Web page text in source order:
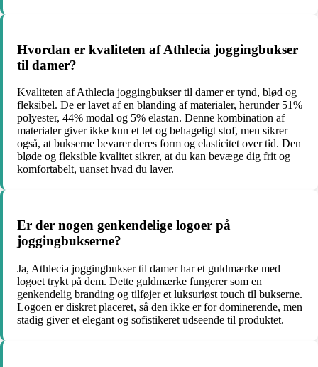
Hvordan er kvaliteten af Athlecia joggingbukser
til damer?
Kvaliteten af ​​Athlecia joggingbukser til damer er tynd, blød og
fleksibel. De er lavet af en blanding af materialer, herunder 51%
polyester, 44% modal og 5% elastan. Denne kombination af
materialer giver ikke kun et let og behageligt stof, men sikrer
også, at bukserne bevarer deres form og elasticitet over tid. Den
bløde og fleksible kvalitet sikrer, at du kan bevæge dig frit og
komfortabelt, uanset hvad du laver.
Er der nogen genkendelige logoer på
joggingbukserne?
Ja, Athlecia joggingbukser til damer har et guldmærke med
logoet trykt på dem. Dette guldmærke fungerer som en
genkendelig branding og tilføjer et luksuriøst touch til bukserne.
Logoen er diskret placeret, så den ikke er for dominerende, men
stadig giver et elegant og sofistikeret udseende til produktet.